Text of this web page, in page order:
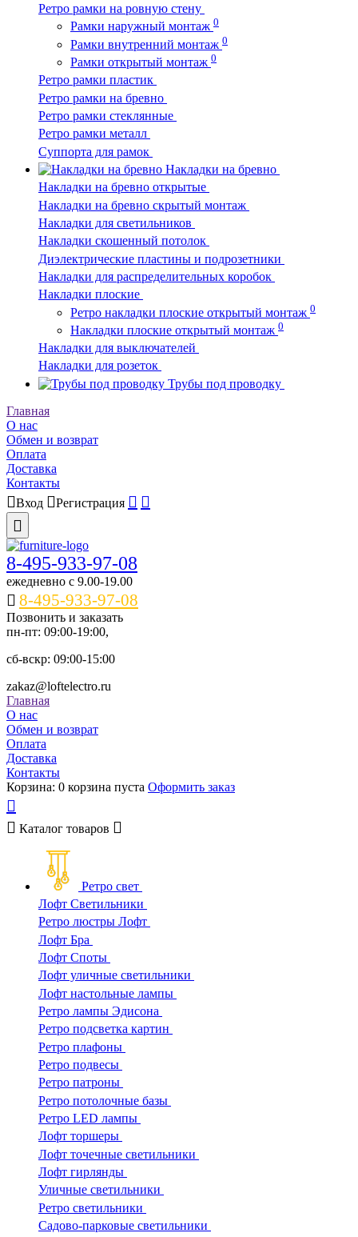
Ретро рамки на ровную стену
Рамки наружный монтаж 0
Рамки внутренний монтаж 0
Рамки открытый монтаж 0
Ретро рамки пластик
Ретро рамки на бревно
Ретро рамки стеклянные
Ретро рамки металл
Суппорта для рамок
Накладки на бревно
Накладки на бревно открытые
Накладки на бревно скрытый монтаж
Накладки для светильников
Накладки скошенный потолок
Диэлектрические пластины и подрозетники
Накладки для распределительных коробок
Накладки плоские
Ретро накладки плоские открытый монтаж 0
Накладки плоские открытый монтаж 0
Накладки для выключателей
Накладки для розеток
Трубы под проводку
Главная
О нас
Обмен и возврат
Оплата
Доставка
Контакты
Вход
Регистрация
8-495-933-97-08
ежедневно c 9.00-19.00
8-495-933-97-08
Позвонить и заказать
пн-пт: 09:00-19:00,
сб-вскр: 09:00-15:00
zakaz@loftelectro.ru
Главная
О нас
Обмен и возврат
Оплата
Доставка
Контакты
Корзина: 0 корзина пуста Оформить заказ
Каталог товаров
Ретро свет
Лофт Светильники
Ретро люстры Лофт
Лофт Бра
Лофт Споты
Лофт уличные светильники
Лофт настольные лампы
Ретро лампы Эдисона
Ретро подсветка картин
Ретро плафоны
Ретро подвесы
Ретро патроны
Ретро потолочные базы
Ретро LED лампы
Лофт торшеры
Лофт точечные светильники
Лофт гирлянды
Уличные светильники
Ретро светильники
Садово-парковые светильники